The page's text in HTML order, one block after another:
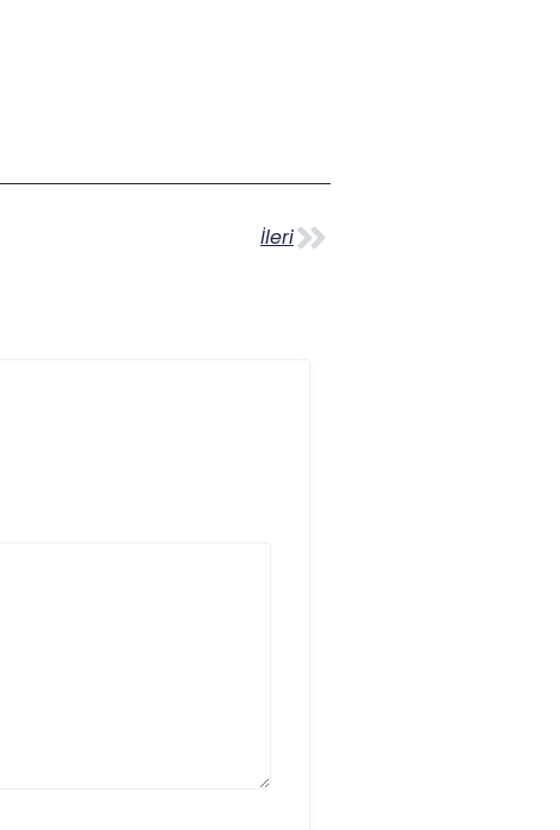
İleri